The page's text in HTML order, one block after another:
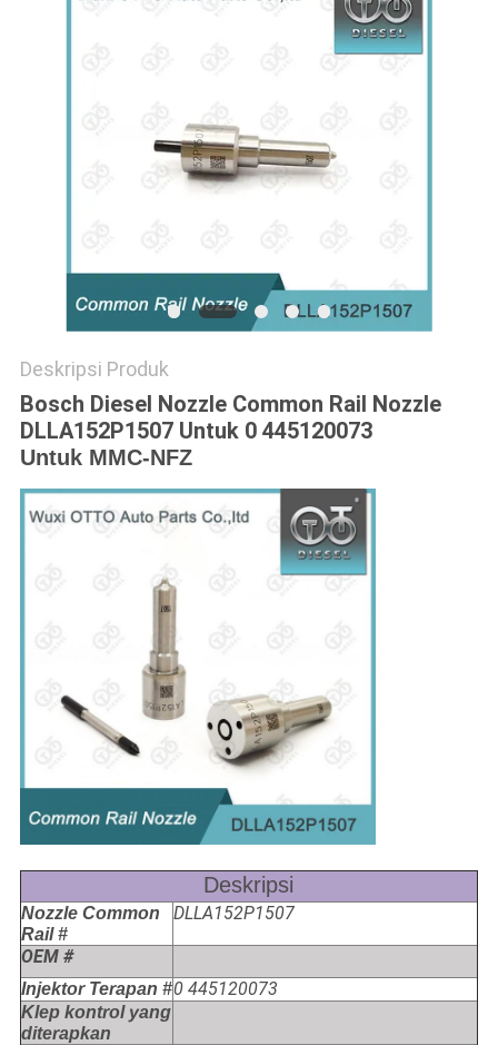
Deskripsi Produk
Bosch Diesel Nozzle Common Rail Nozzle
DLLA152P1507 Untuk 0 445120073
Untuk MMC-NFZ
Deskripsi
Nozzle Common
Rail #
DLLA152P1507
OEM #
Injektor Terapan #0 445120073
Klep kontrol yang
diterapkan